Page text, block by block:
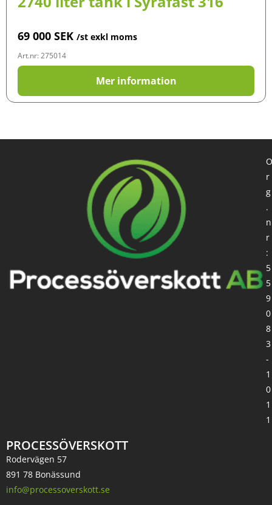
69 000 SEK /st exkl moms
Art.nr: 275014
Mer information
PROCESSÖVERSKOTT
Rodervägen 57
891 78 Bonässund
info@processoverskott.se
O
r
g
.
n
r
:
5
5
9
0
8
3
-
1
0
1
1